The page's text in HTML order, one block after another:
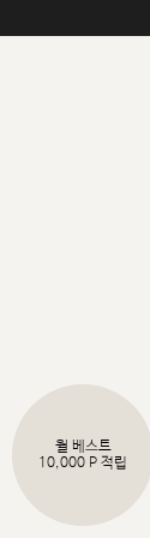
월 베스트
10,000 P 적립